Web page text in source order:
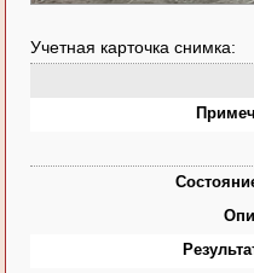
Учетная карточка снимка: